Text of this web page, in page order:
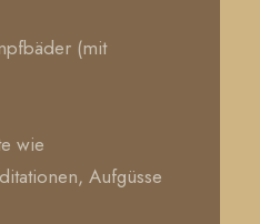
(mit
wie
Aufgüsse